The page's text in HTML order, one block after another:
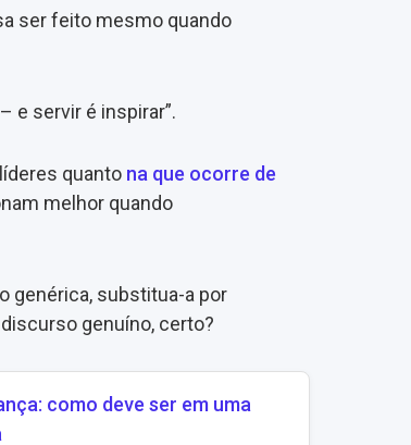
ser feito mesmo quando
e servir é inspirar”.
quanto na que ocorre de
melhor quando
genérica, substitua-a por
genuíno, certo?
como deve ser em uma